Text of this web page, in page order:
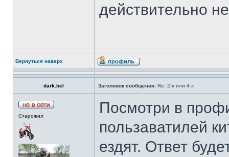
действительно
Вернуться наверх
dark.bel Заголовок сообщения: Re: 2-х или 4-х
Старожил
Посмотри в
пользаватилей
ездят. Ответ